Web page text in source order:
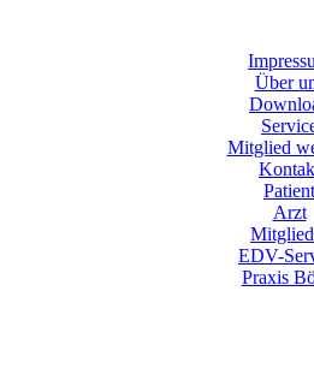
Über
Mitglied
Patient
Arzt
EDV-
Praxis